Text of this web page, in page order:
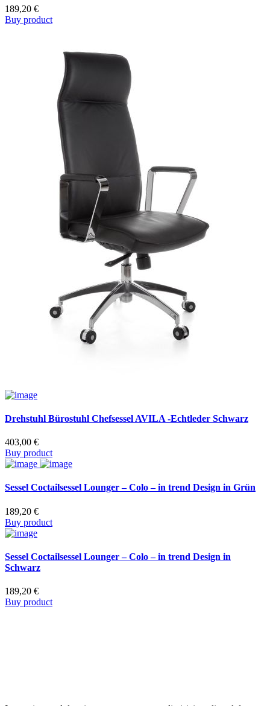
189,20 €
Buy product
Drehstuhl Bürostuhl Chefsessel AVILA -Echtleder Schwarz
403,00 €
Buy product
Sessel Coctailsessel Lounger – Colo – in trend Design in Grün
189,20 €
Buy product
Sessel Coctailsessel Lounger – Colo – in trend Design in
Schwarz
189,20 €
Buy product